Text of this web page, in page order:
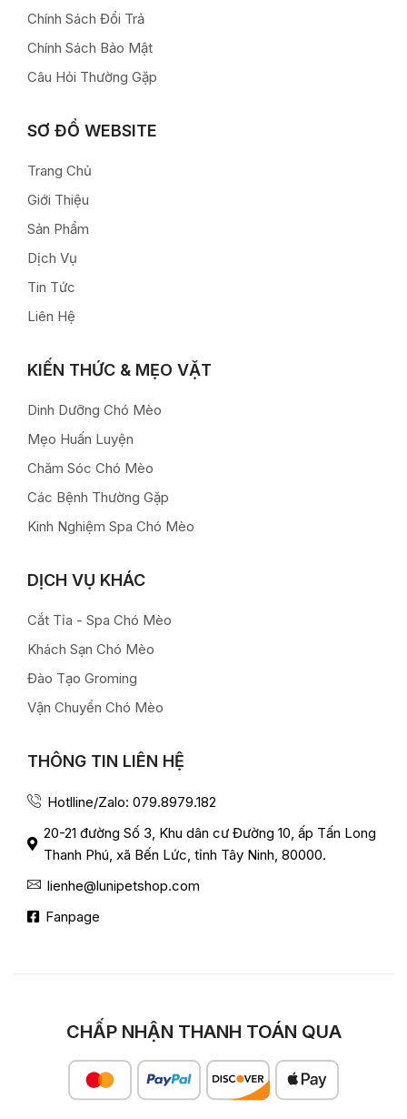
Chính Sách Đổi Trả
Chính Sách Bảo Mật
Câu Hỏi Thường Gặp
SƠ ĐỒ WEBSITE
Trang Chủ
Giới Thiệu
Sản Phẩm
Dịch Vụ
Tin Tức
Liên Hệ
KIẾN THỨC & MẸO VẶT
Dinh Dưỡng Chó Mèo
Mẹo Huấn Luyện
Chăm Sóc Chó Mèo
Các Bệnh Thường Gặp
Kinh Nghiệm Spa Chó Mèo
DỊCH VỤ KHÁC
Cắt Tỉa - Spa Chó Mèo
Khách Sạn Chó Mèo
Đào Tạo Groming
Vận Chuyển Chó Mèo
THÔNG TIN LIÊN HỆ
Hotlline/Zalo: 079.8979.182
20-21 đường Số 3, Khu dân cư Đường 10, ấp Tấn Long
Thanh Phú, xã Bến Lức, tỉnh Tây Ninh, 80000.
lienhe@lunipetshop.com
Fanpage
CHẤP NHẬN THANH TOÁN QUA